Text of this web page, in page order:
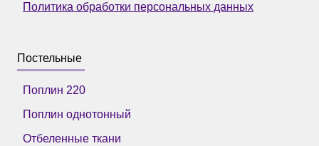
Политика обработки персональных данных
Постельные
Поплин 220
Поплин однотонный
Отбеленные ткани